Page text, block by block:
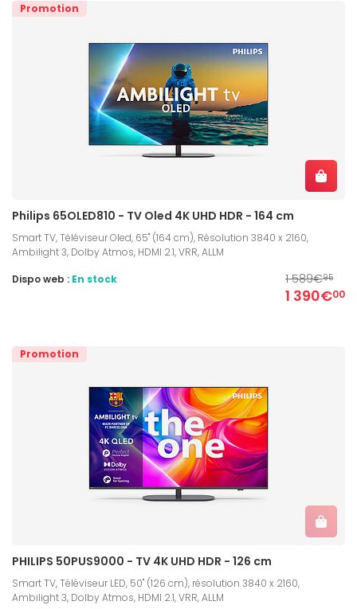
Promotion
Philips 65OLED810 - TV Oled 4K UHD HDR - 164 cm
Smart TV, Téléviseur Oled, 65" (164 cm), Résolution 3840 x 2160,
Ambilight 3, Dolby Atmos, HDMI 2.1, VRR, ALLM
1 589€95
1 390€00
Dispo web : En stock
Promotion
PHILIPS 50PUS9000 - TV 4K UHD HDR - 126 cm
Smart TV, Téléviseur LED, 50" (126 cm), résolution 3840 x 2160,
Ambilight 3, Dolby Atmos, HDMI 2.1, VRR, ALLM